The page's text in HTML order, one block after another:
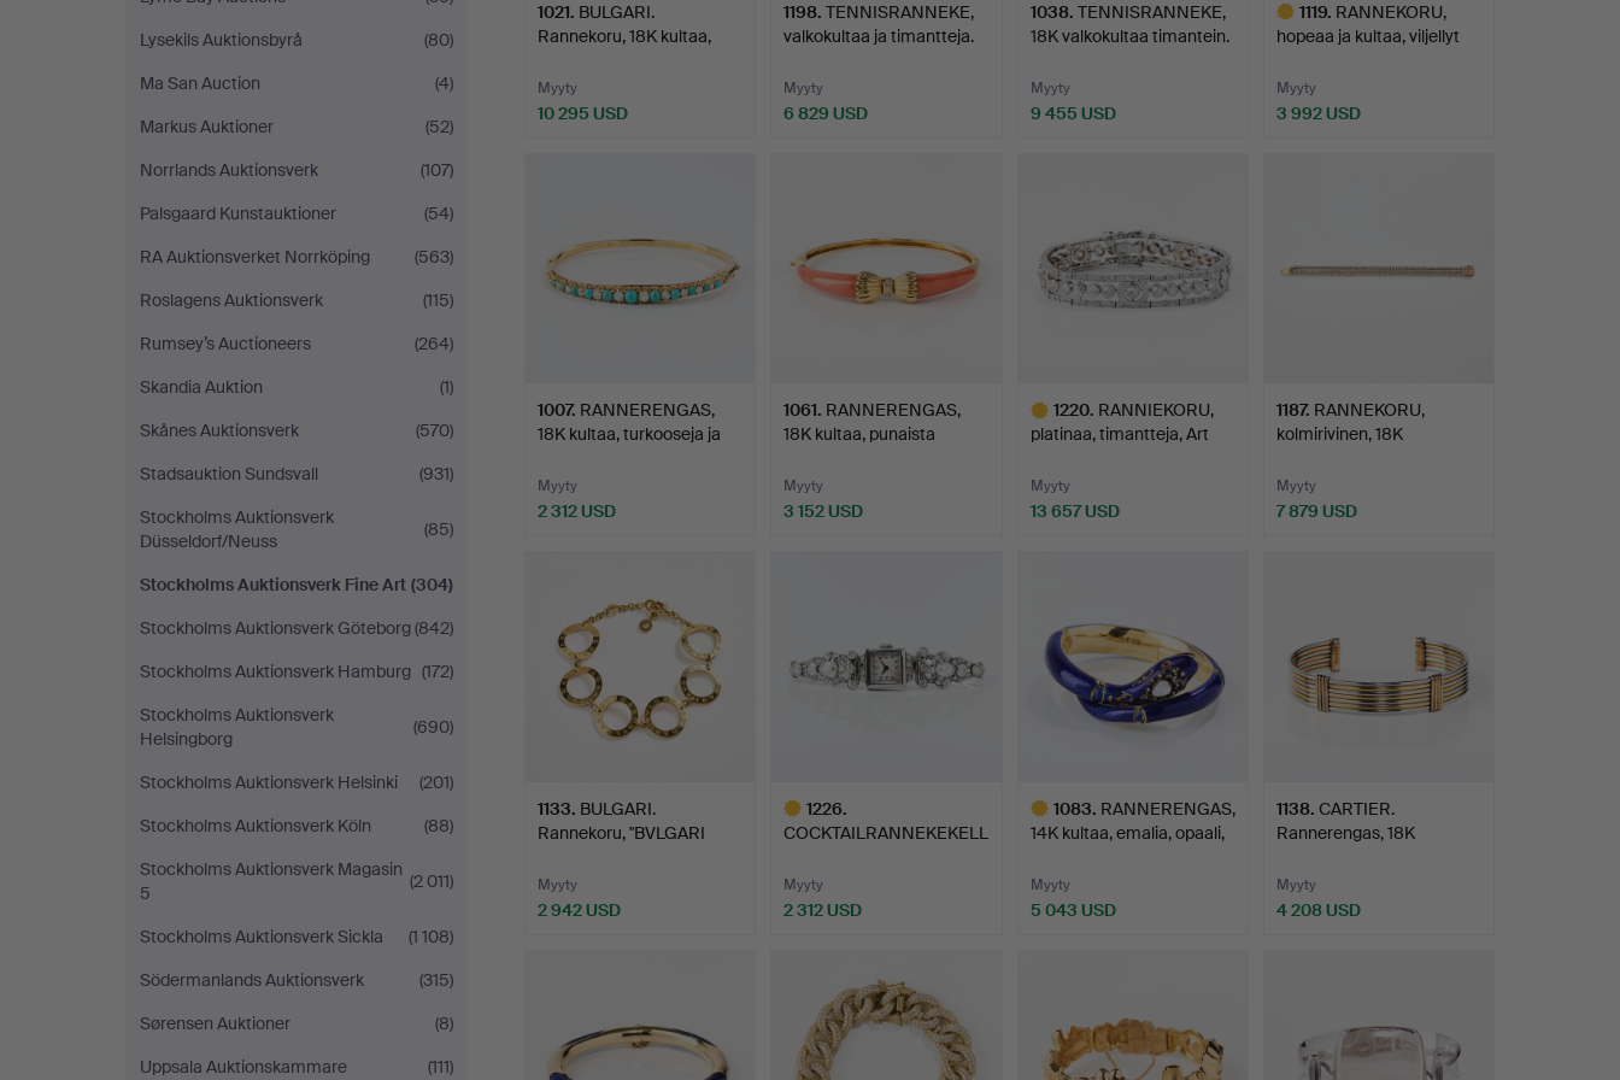
Lysekils Auktionsbyrå
(80)
Ma San Auction
(4)
Markus Auktioner
(52)
Norrlands Auktionsverk
(107)
Palsgaard Kunstauktioner
(54)
RA Auktionsverket Norrköping
(563)
Roslagens Auktionsverk
(115)
Rumsey’s Auctioneers
(264)
Skandia Auktion
(1)
Skånes Auktionsverk
(570)
Stadsauktion Sundsvall
(931)
Stockholms Auktionsverk
Düsseldorf/Neuss
(85)
Stockholms Auktionsverk Fine Art (304)
Stockholms Auktionsverk Göteborg(842)
Stockholms Auktionsverk Hamburg (172)
Stockholms Auktionsverk
Helsingborg
(690)
Stockholms Auktionsverk Helsinki
(201)
Stockholms Auktionsverk Köln
(88)
Stockholms Auktionsverk Magasin
5
(2 011)
Stockholms Auktionsverk Sickla
(1 108)
Södermanlands Auktionsverk
(315)
Sørensen Auktioner
(8)
Uppsala Auktionskammare
(111)
1021. BULGARI.
Rannekoru, 18K kultaa,
Myyty
10 295 USD
1198. TENNISRANNEKE,
valkokultaa ja timantteja.
Myyty
6 829 USD
1038. TENNISRANNEKE,
18K valkokultaa timantein.
Myyty
9 455 USD
1119. RANNEKORU,
hopeaa ja kultaa, viljellyt
Myyty
3 992 USD
1007. RANNERENGAS,
18K kultaa, turkooseja ja
Myyty
2 312 USD
1061. RANNERENGAS,
18K kultaa, punaista
Myyty
3 152 USD
1220. RANNIEKORU,
platinaa, timantteja, Art
Myyty
13 657 USD
1187. RANNEKORU,
kolmirivinen, 18K
Myyty
7 879 USD
1133. BULGARI.
Rannekoru, "BVLGARI
Myyty
2 942 USD
1226.
COCKTAILRANNEKEKELL
Myyty
2 312 USD
1083. RANNERENGAS,
14K kultaa, emalia, opaali,
Myyty
5 043 USD
1138. CARTIER.
Rannerengas, 18K
Myyty
4 208 USD